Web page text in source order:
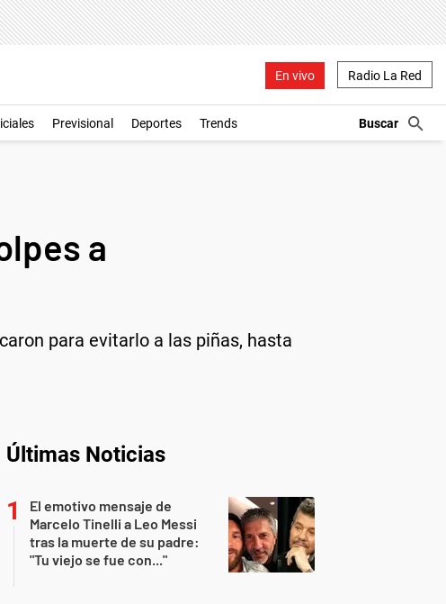
En vivo Radio La Red
Previsional Deportes Trends
a
para evitarlo a las piñas, hasta
Últimas Noticias
El emotivo mensaje de
Marcelo Tinelli a Leo Messi
tras la muerte de su padre:
"Tu viejo se fue con..."